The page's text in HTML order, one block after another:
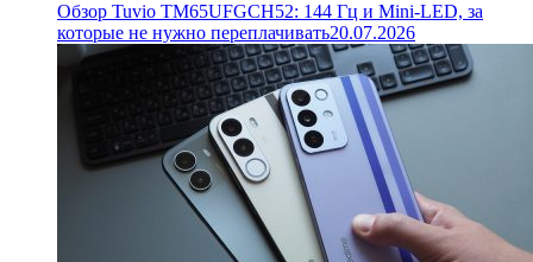
Обзор Tuvio TM65UFGCH52: 144 Гц и Mini-LED, за
которые не нужно переплачивать20.07.2026